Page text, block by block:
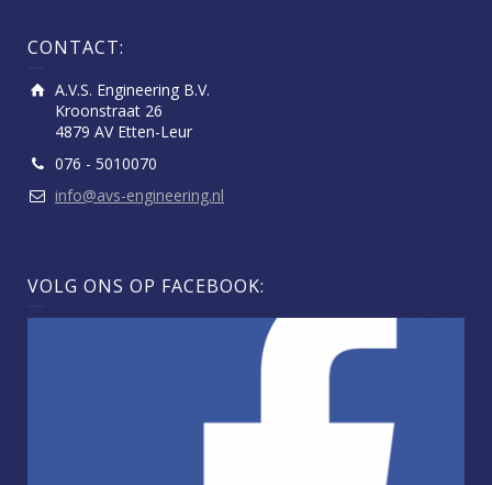
CONTACT:
A.V.S. Engineering B.V.
Kroonstraat 26
4879 AV Etten-Leur
076 - 5010070
info@avs-engineering.nl
VOLG ONS OP FACEBOOK: